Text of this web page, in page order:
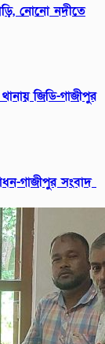
নোনো নদীতে
জিডি-গাজীপুর
গাজীপুর সংবাদ